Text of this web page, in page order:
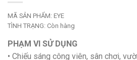
MÃ SẢN PHẨM: EYE
TÌNH TRẠNG: Còn hàng
PHẠM VI SỬ DỤNG
• Chiếu sáng công viên, sân chơi,